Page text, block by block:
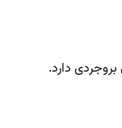
دارد.